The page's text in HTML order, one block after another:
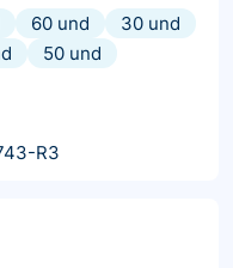
60 und
30 und
50 und
R3